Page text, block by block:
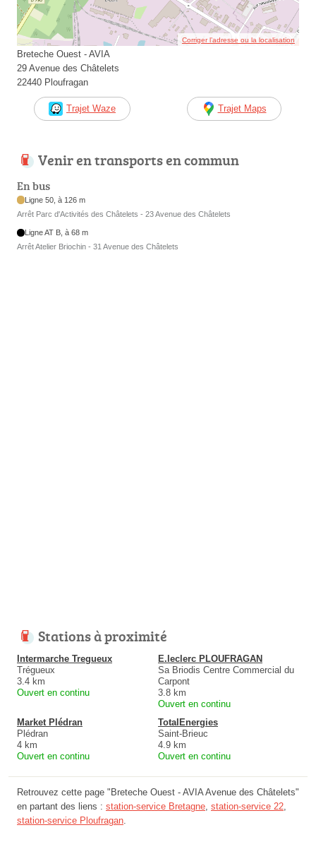
Corriger l’adresse ou la localisation
Breteche Ouest - AVIA
29 Avenue des Châtelets
22440 Ploufragan
Trajet Waze Trajet Maps
Venir en transports en commun
En bus
Ligne 50, à 126 m
Arrêt Parc d'Activités des Châtelets - 23 Avenue des Châtelets
Ligne AT B, à 68 m
Arrêt Atelier Briochin - 31 Avenue des Châtelets
Stations à proximité
Intermarche Tregueux
Trégueux
3.4 km
Ouvert en continu
E.leclerc PLOUFRAGAN
Sa Briodis Centre Commercial du
Carpont
3.8 km
Ouvert en continu
Market Plédran
Plédran
4 km
Ouvert en continu
TotalEnergies
Saint-Brieuc
4.9 km
Ouvert en continu
Retrouvez cette page "Breteche Ouest - AVIA Avenue des Châtelets"
en partant des liens : station-service Bretagne, station-service 22,
station-service Ploufragan.